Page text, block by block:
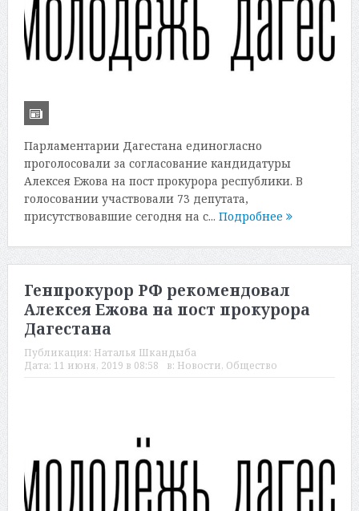
Парламентарии Дагестана единогласно
проголосовали за согласование кандидатуры
Алексея Ежова на пост прокурора республики. В
голосовании участвовали 73 депутата,
присутствовавшие сегодня на с... Подробнее
Генпрокурор РФ рекомендовал
Алексея Ежова на пост прокурора
Дагестана
Публикация: Наталья Шкандыба
Дата: 11 июня, 2019 в 08:58 в: Новости, Общество